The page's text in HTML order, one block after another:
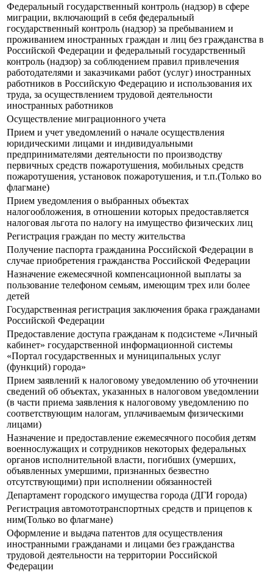
Федеральный государственный контроль (надзор) в сфере
миграции, включающий в себя федеральный
государственный контроль (надзор) за пребыванием и
проживанием иностранных граждан и лиц без гражданства в
Российской Федерации и федеральный государственный
контроль (надзор) за соблюдением правил привлечения
работодателями и заказчиками работ (услуг) иностранных
работников в Российскую Федерацию и использования их
труда, за осуществлением трудовой деятельности
иностранных работников
Осуществление миграционного учета
Прием и учет уведомлений о начале осуществления
юридическими лицами и индивидуальными
предпринимателями деятельности по производству
первичных средств пожаротушения, мобильных средств
пожаротушения, установок пожаротушения, и т.п.(Только во
флагмане)
Прием уведомления о выбранных объектах
налогообложения, в отношении которых предоставляется
налоговая льгота по налогу на имущество физических лиц
Регистрация граждан по месту жительства
Получение паспорта гражданина Российской Федерации в
случае приобретения гражданства Российской Федерации
Назначение ежемесячной компенсационной выплаты за
пользование телефоном семьям, имеющим трех или более
детей
Государственная регистрация заключения брака гражданами
Российской Федерации
Предоставление доступа гражданам к подсистеме «Личный
кабинет» государственной информационной системы
«Портал государственных и муниципальных услуг
(функций) города»
Прием заявлений к налоговому уведомлению об уточнении
сведений об объектах, указанных в налоговом уведомлении
(в части приема заявления к налоговому уведомлению по
соответствующим налогам, уплачиваемым физическими
лицами)
Назначение и предоставление ежемесячного пособия детям
военнослужащих и сотрудников некоторых федеральных
органов исполнительной власти, погибших (умерших,
объявленных умершими, признанных безвестно
отсутствующими) при исполнении обязанностей
Департамент городского имущества города (ДГИ города)
Регистрация автомототранспортных средств и прицепов к
ним(Только во флагмане)
Оформление и выдача патентов для осуществления
иностранными гражданами и лицами без гражданства
трудовой деятельности на территории Российской
Федерации